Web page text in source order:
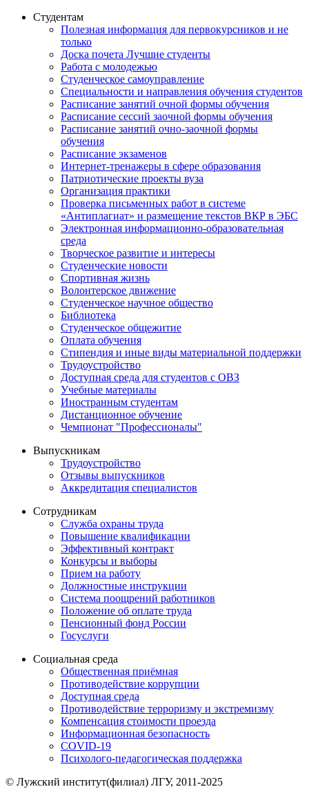
Студентам
Полезная информация для первокурсников и не
только
Доска почета Лучшие студенты
Работа с молодежью
Студенческое самоуправление
Специальности и направления обучения студентов
Расписание занятий очной формы обучения
Расписание сессий заочной формы обучения
Расписание занятий очно-заочной формы
обучения
Расписание экзаменов
Интернет-тренажеры в сфере образования
Патриотические проекты вуза
Организация практики
Проверка письменных работ в системе
«Антиплагиат» и размещение текстов ВКР в ЭБС
Электронная информационно-образовательная
среда
Творческое развитие и интересы
Студенческие новости
Спортивная жизнь
Волонтерское движение
Студенческое научное общество
Библиотека
Студенческое общежитие
Оплата обучения
Стипендия и иные виды материальной поддержки
Трудоустройство
Доступная среда для студентов с ОВЗ
Учебные материалы
Иностранным студентам
Дистанционное обучение
Чемпионат "Профессионалы"
Выпускникам
Трудоустройство
Отзывы выпускников
Аккредитация специалистов
Сотрудникам
Служба охраны труда
Повышение квалификации
Эффективный контракт
Конкурсы и выборы
Прием на работу
Должностные инструкции
Система поощрений работников
Положение об оплате труда
Пенсионный фонд России
Госуслуги
Социальная среда
Общественная приёмная
Противодействие коррупции
Доступная среда
Противодействие терроризму и экстремизму
Компенсация стоимости проезда
Информационная безопасность
COVID-19
Психолого-педагогическая поддержка
© Лужский институт(филиал) ЛГУ, 2011-2025